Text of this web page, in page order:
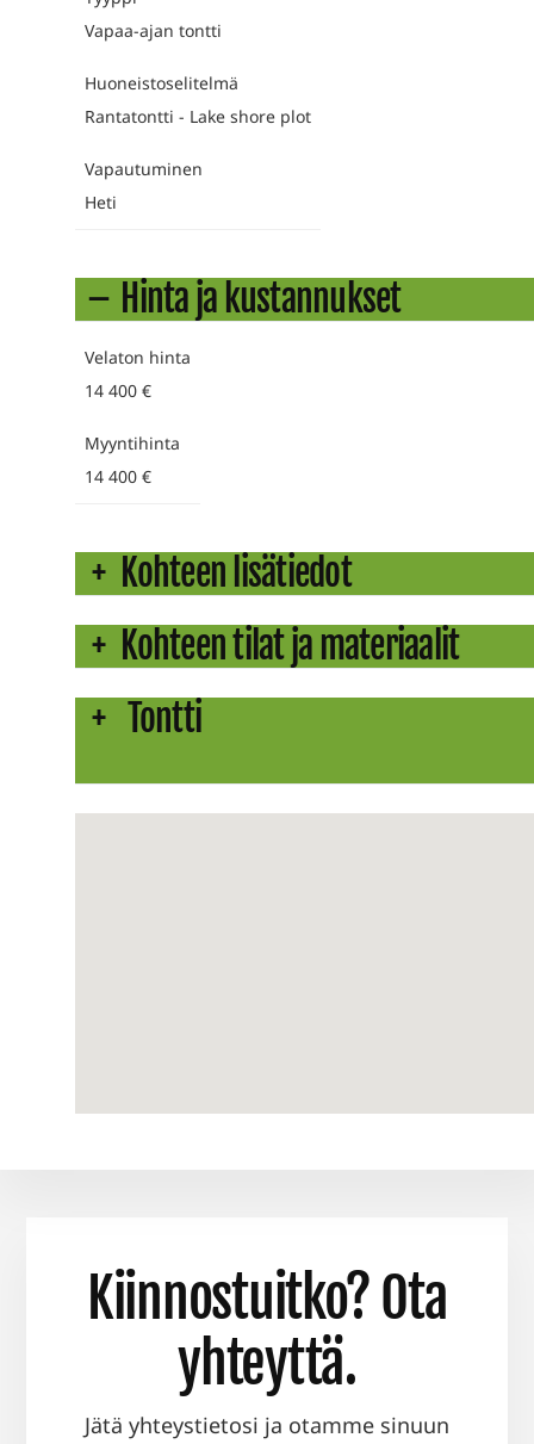
Vapaa-ajan tontti
Huoneistoselitelmä
Rantatontti - Lake shore plot
Vapautuminen
Heti
Hinta ja kustannukset
Velaton hinta
14 400 €
Myyntihinta
14 400 €
Kohteen lisätiedot
Kohteen tilat ja materiaalit
Tontti
Kiinnostuitko? Ota
yhteyttä.
Jätä yhteystietosi ja otamme sinuun